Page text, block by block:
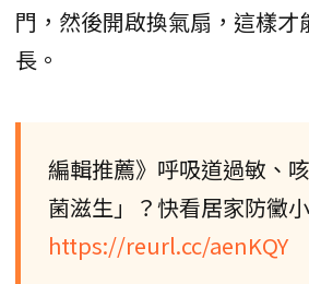
門，然後開啟換氣扇，這樣才
長。
編輯推薦》呼吸道過敏、
菌滋生」？快看居家防黴
https://reurl.cc/aenKQY